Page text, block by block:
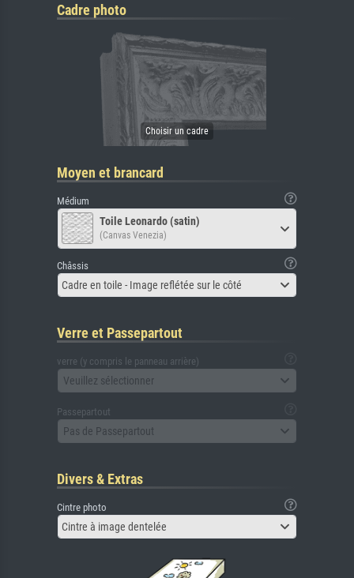
Cadre photo
Moyen et brancard
Médium
Toile Leonardo (satin)
(Canvas Venezia)
Châssis
Cadre en toile - Image reflétée sur le côté
Verre et Passepartout
verre (y compris le panneau arrière)
Veuillez sélectionner
Passepartout
Pas de Passepartout
Divers & Extras
Cintre photo
Cintre à image dentelée